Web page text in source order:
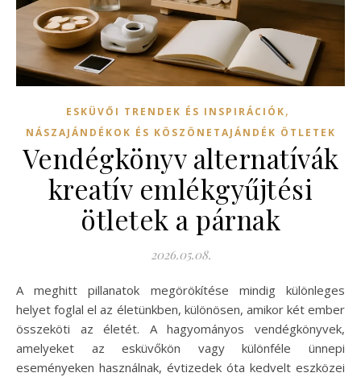
ESKÜVŐI TRENDEK ÉS INSPIRÁCIÓK,
NÁSZAJÁNDÉKOK ÉS KÖSZÖNETAJÁNDÉK ÖTLETEK
Vendégkönyv alternatívák
kreatív emlékgyűjtési
ötletek a párnak
2026.05.08.
A meghitt pillanatok megörökítése mindig különleges
helyet foglal el az életünkben, különösen, amikor két ember
összeköti az életét. A hagyományos vendégkönyvek,
amelyeket az esküvőkön vagy különféle ünnepi
eseményeken használnak, évtizedek óta kedvelt eszközei